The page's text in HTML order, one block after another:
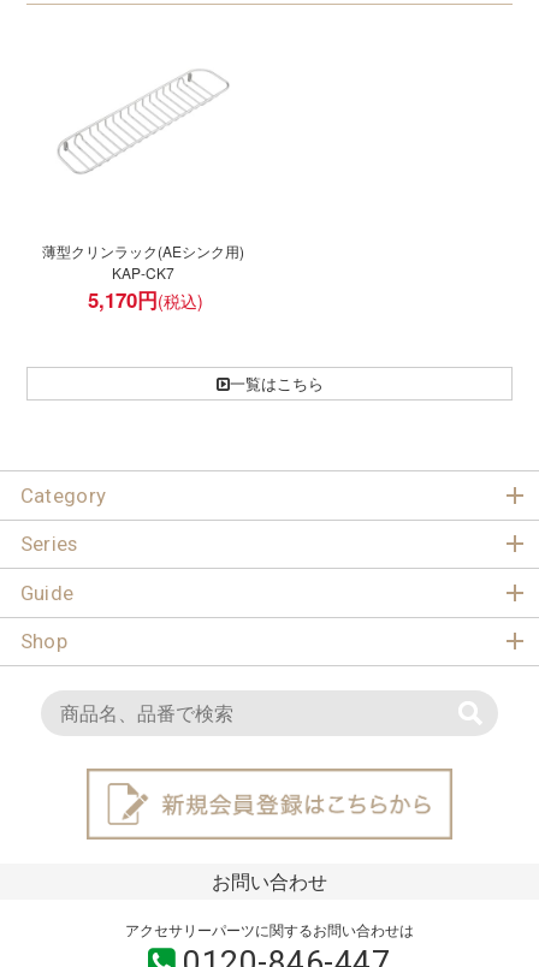
薄型クリンラック(AEシンク用)
KAP-CK7
5,170円
一覧はこちら
Category
Series
Guide
Shop
お問い合わせ
アクセサリーパーツに関するお問い合わせは